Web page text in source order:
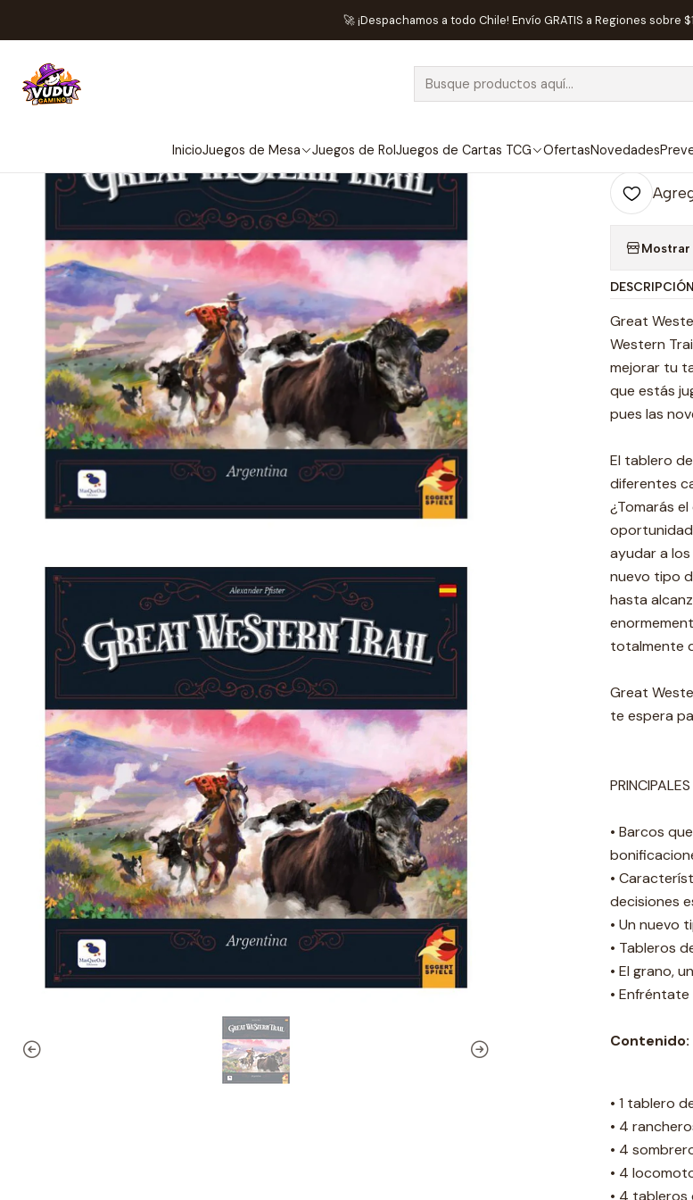
InicioJuegos de Mesa Juegos de RolJuegos de Cartas TCG OfertasNovedades
🚀 ¡Despachamos a todo Chile! Envío GRATIS a Regiones sobre
Inicio Juegos de Mesa Editorial MasQueOca Great
Great
Cantidad
DESCRIPCIÓN
Great
Western
mejorar tu
que estás
pues las
El tablero
diferentes
¿Tomarás
ayudar a
nuevo tipo
hasta
totalmente
Great
te espera
• Barcos
•
decisiones
• Un nuevo
• Tableros
• El grano,
•
Contenido:
• 1 tablero
• 4
• 4
• 4
• 4